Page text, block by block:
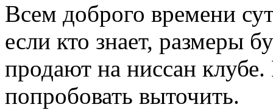
Всем доброго времени
если кто знает, размеры
продают на ниссан
попробовать выточить.